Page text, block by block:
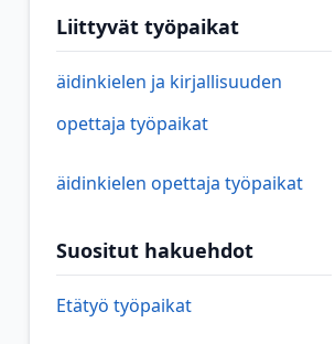
Liittyvät työpaikat
äidinkielen ja kirjallisuuden
opettaja työpaikat
äidinkielen opettaja työpaikat
Suositut hakuehdot
Etätyö työpaikat